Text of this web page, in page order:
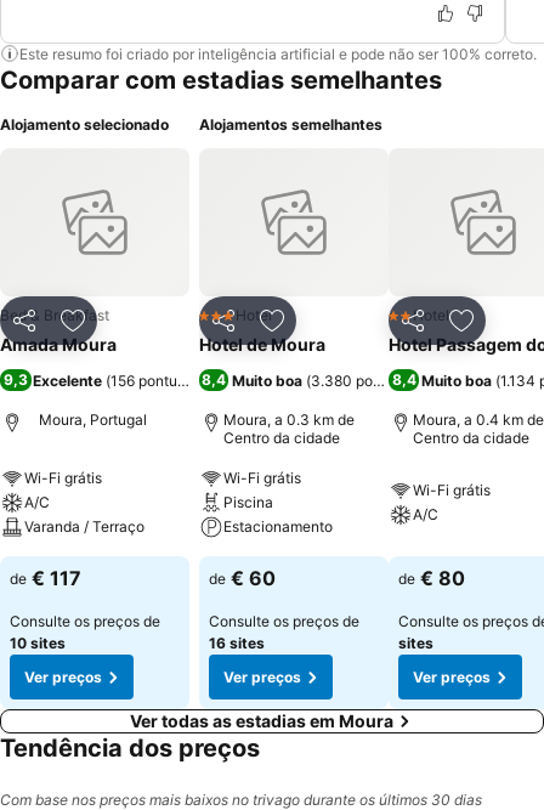
Este resumo foi criado por inteligência artificial e pode não ser 100% correto.
Comparar com estadias semelhantes
Alojamento selecionado
PartilharAdicionar aos favoritos
Bed & Breakfast
Amada Moura
9,3 Excelente (156 pontuações)
Moura, Portugal
Wi-Fi grátis
A/C
Varanda / Terraço
de € 117
Consulte os preços de
10 sites
Ver preços
Alojamentos semelhantes
PartilharAdicionar aos favoritos
3 Estrelas
Hotel
Hotel de Moura
8,4 Muito boa (3.380 pontuações)
Moura, a 0.3 km de
Centro da cidade
Wi-Fi grátis
Piscina
Estacionamento
de € 60
Consulte os preços de
16 sites
Ver preços
Partilhar
2 Estrelas
Hotel
Hotel Passagem
8,4 Muito boa (1.134
Moura, a 0.4 km de
Centro da cidade
Wi-Fi grátis
A/C
de € 80
Consulte os preços
sites
Ver preços
Ver todas as estadias em Moura
Tendência dos preços
Com base nos preços mais baixos no trivago durante os últimos 30 dias